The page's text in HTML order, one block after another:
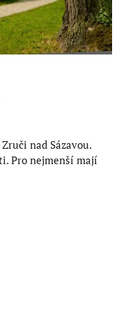
nad Sázavou.
Pro nejmenší mají